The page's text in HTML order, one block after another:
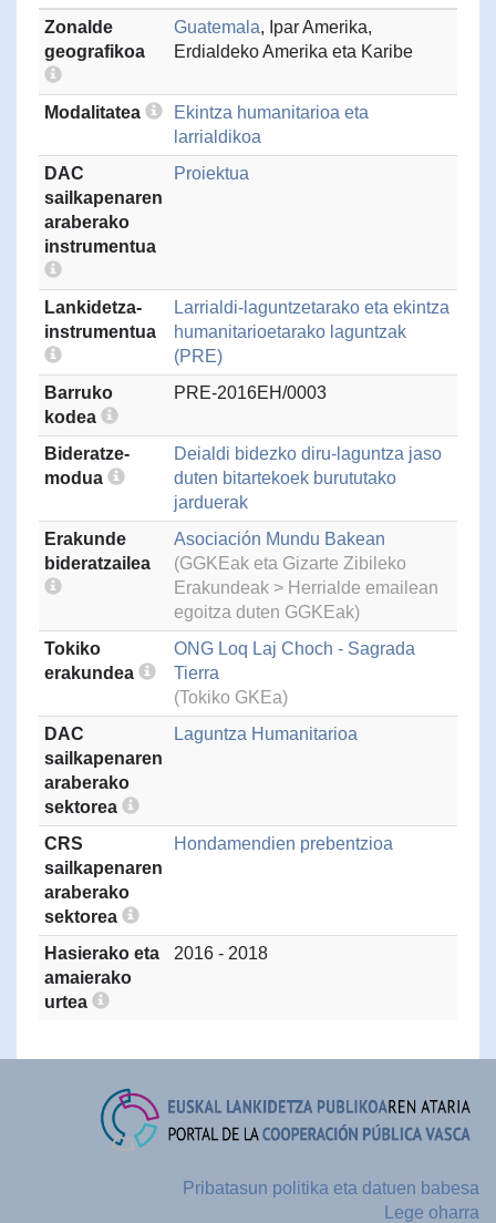
Zonalde
geografikoa
Guatemala, Ipar Amerika,
Erdialdeko Amerika eta Karibe
Modalitatea
Ekintza humanitarioa eta
larrialdikoa
DAC
sailkapenaren
araberako
instrumentua
Proiektua
Lankidetza-
instrumentua
Larrialdi-laguntzetarako eta ekintza
humanitarioetarako laguntzak
(PRE)
Barruko
kodea
PRE-2016EH/0003
Bideratze-
modua
Deialdi bidezko diru-laguntza jaso
duten bitartekoek burututako
jarduerak
Erakunde
bideratzailea
Asociación Mundu Bakean
(GGKEak eta Gizarte Zibileko
Erakundeak > Herrialde emailean
egoitza duten GGKEak)
Tokiko
erakundea
ONG Loq Laj Choch - Sagrada
Tierra
(Tokiko GKEa)
DAC
sailkapenaren
araberako
sektorea
Laguntza Humanitarioa
CRS
sailkapenaren
araberako
sektorea
Hondamendien prebentzioa
Hasierako eta
amaierako
urtea
2016 - 2018
Pribatasun politika eta datuen babesa
Lege oharra